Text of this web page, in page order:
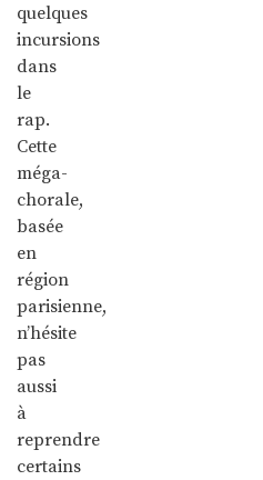
quelques
incursions
dans
le
rap.
Cette
méga-
chorale,
basée
en
région
parisienne,
n’hésite
pas
aussi
à
reprendre
certains